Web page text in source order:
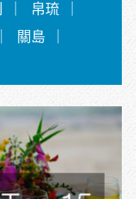
帛琉
關島